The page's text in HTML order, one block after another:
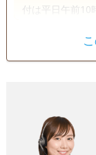
付は平日午前10
も無料ですの
電話相談可